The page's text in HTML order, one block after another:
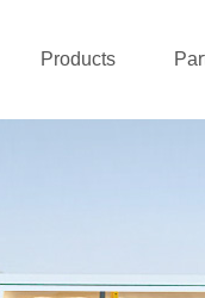
Products